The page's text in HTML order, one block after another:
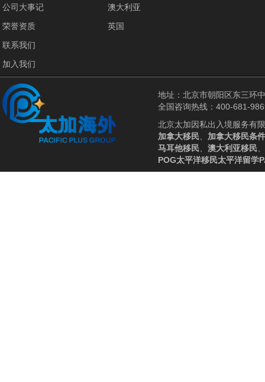
公司大事记
荣誉资质
联系我们
加入我们
澳大利亚
英国
地址：北京市朝阳区东三环
全国咨询热线：400-681-
北京太加因私出入境服务有
加拿大移民、 加拿大移民条件
马耳他移民、 澳大利亚移民、
POG太平洋移民太平洋留学